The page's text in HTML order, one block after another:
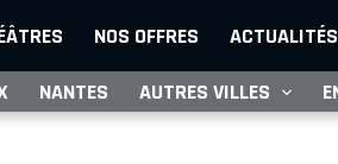
NOS OFFRES ACTUALITÉS
NANTES AUTRES VILLES